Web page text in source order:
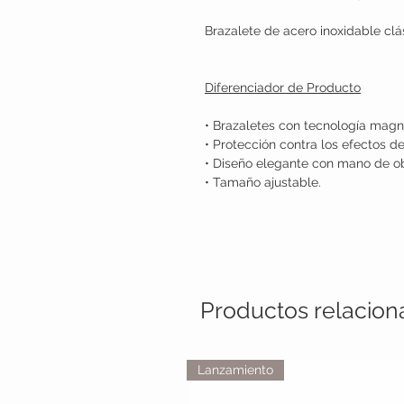
Brazalete de acero inoxidable
Diferenciador de Producto
• Brazaletes con tecnología
• Protección contra los efectos
• Diseño elegante con mano de
• Tamaño ajustable.
Productos
Lanzamiento